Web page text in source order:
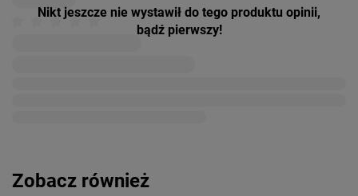
Nikt jeszcze nie wystawił do tego produktu opinii,
bądź pierwszy!
Zobacz również